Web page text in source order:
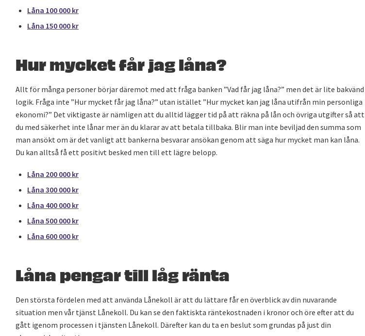
Låna 100 000 kr
Låna 150 000 kr
Hur mycket får jag låna?
Allt för många personer börjar däremot med att fråga banken ”Vad får jag låna?” men det är lite bakvänd
logik. Fråga inte ”Hur mycket får jag låna?” utan istället ”Hur mycket kan jag låna utifrån min personliga
ekonomi?” Det viktigaste är nämligen att du alltid lägger tid på att räkna på lån och övriga utgifter så att
du med säkerhet inte lånar mer än du klarar av att betala tillbaka. Blir man inte beviljad den summa som
man ansökt om är det vanligt att bankerna besvarar ansökan genom att säga hur mycket man kan låna.
Du kan alltså få ett positivt besked men till ett lägre belopp.
Låna 200 000 kr
Låna 300 000 kr
Låna 400 000 kr
Låna 500 000 kr
Låna 600 000 kr
Låna pengar till låg ränta
Den största fördelen med att använda Lånekoll är att du lättare får en överblick av din nuvarande
situation men vår tjänst Lånekoll. Du kan se den faktiskta räntekostnaden i kronor och öre efter att du
gått igenom processen i tjänsten Lånekoll. Därefter kan du ta en beslut som grundas på just din